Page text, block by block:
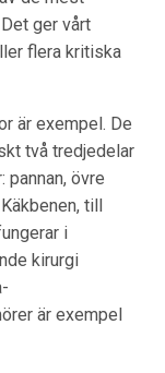
ger vårt
flera kritiska
är exempel. De
två tredjedelar
övre
till
i
kirurgi
är exempel